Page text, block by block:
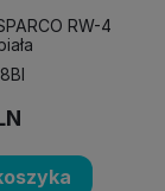
RW-4